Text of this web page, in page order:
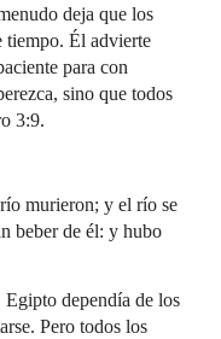
deja que los
tiempo. Él advierte
para con
sino que todos
3:9.
murieron; y el río se
beber de él: y hubo
Egipto dependía de los
Pero todos los